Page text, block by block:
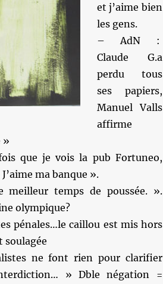
et j’aime bien
les gens.
– AdN :
Claude G.a
perdu tous
ses papiers,
Manuel Valls
affirme
»
que je vois la pub Fortuneo,
ma banque ».
temps de poussée. ».
olympique?
pénales…le caillou est mis hors
soulagée
ne font rien pour clarifier
» Dble négation =